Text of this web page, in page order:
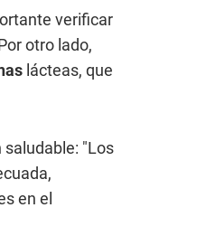
verificar
otro lado,
lácteas, que
"Los
en el